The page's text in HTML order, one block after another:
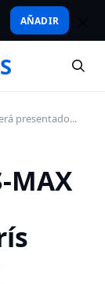
AÑADIR
presentado...
MAX